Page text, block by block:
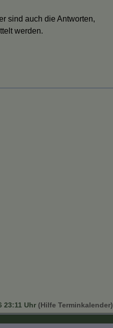
sind auch die Antworten,
werden.
23:11 Uhr (Hilfe Terminkalender)